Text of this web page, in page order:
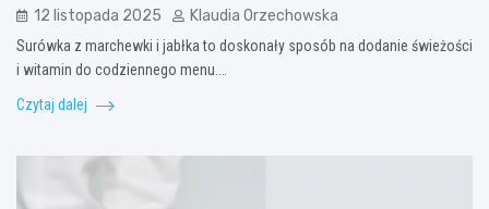
12 listopada 2025 Klaudia Orzechowska
Surówka z marchewki i jabłka to doskonały sposób na dodanie świeżości
i witamin do codziennego menu.…
Czytaj dalej